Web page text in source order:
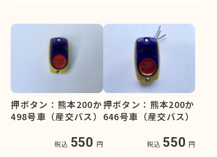
押ボタン：熊本200か
498号車（産交バス）
税込 550 円
押ボタン：熊本200か
646号車（産交バス）
税込 550 円